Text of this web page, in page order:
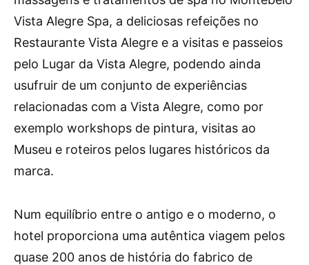
Vista Alegre Spa, a deliciosas refeições no
Restaurante Vista Alegre e a visitas e passeios
pelo Lugar da Vista Alegre, podendo ainda
usufruir de um conjunto de experiências
relacionadas com a Vista Alegre, como por
exemplo workshops de pintura, visitas ao
Museu e roteiros pelos lugares históricos da
marca.
Num equilíbrio entre o antigo e o moderno, o
hotel proporciona uma autêntica viagem pelos
quase 200 anos de história do fabrico de